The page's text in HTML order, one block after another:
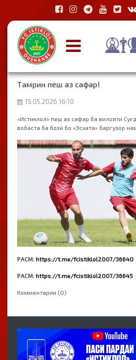
Тамрин пеш аз сафар!
15.05.2026 16:10
«Истиклол» пеш аз сафар ба вилояти
вобаста ба бозӣ бо «Эсхата» баргузор
РАСМ: https://t.me/fcistiklol2007/36640
РАСМ: https://t.me/fcistiklol2007/36645
Комментарии (0)